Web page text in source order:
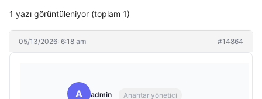
1 yazı görüntüleniyor (toplam 1)
05/13/2026: 6:18 am #14864
A admin Anahtar yönetici